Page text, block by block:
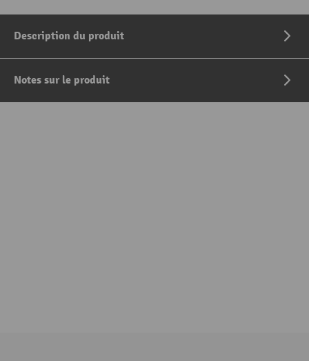
Description du produit
Notes sur le produit